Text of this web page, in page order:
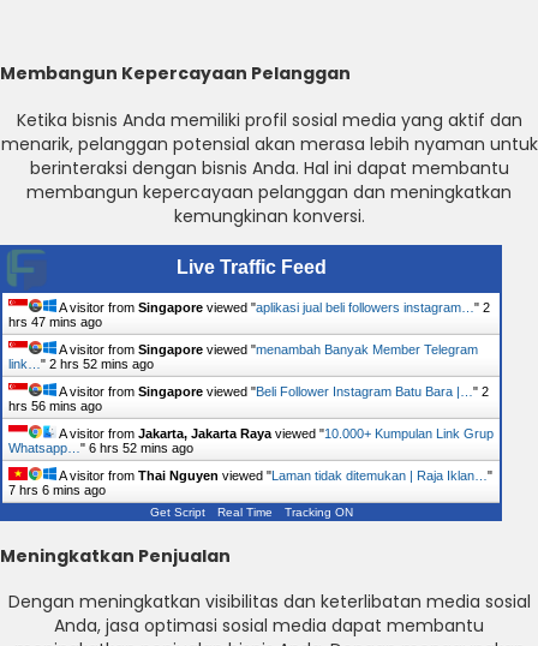
Membangun Kepercayaan Pelanggan
Ketika bisnis Anda memiliki profil sosial media yang aktif dan
menarik, pelanggan potensial akan merasa lebih nyaman untuk
berinteraksi dengan bisnis Anda. Hal ini dapat membantu
membangun kepercayaan pelanggan dan meningkatkan
kemungkinan konversi.
Live Traffic Feed
A visitor from Singapore viewed "aplikasi jual beli followers instagram… " 2
hrs 47 mins ago
A visitor from Singapore viewed "menambah Banyak Member Telegram
link… " 2 hrs 52 mins ago
A visitor from Singapore viewed "Beli Follower Instagram Batu Bara |… " 2
hrs 56 mins ago
A visitor from Jakarta, Jakarta Raya viewed "10.000+ Kumpulan Link Grup
Whatsapp… " 6 hrs 52 mins ago
A visitor from Thai Nguyen viewed "Laman tidak ditemukan | Raja Iklan… "
7 hrs 6 mins ago
Get Script Real Time Tracking ON
Meningkatkan Penjualan
Dengan meningkatkan visibilitas dan keterlibatan media sosial
Anda, jasa optimasi sosial media dapat membantu